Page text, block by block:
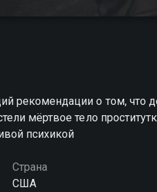
рекомендации о том, что
мёртвое тело
психикой
Страна
США